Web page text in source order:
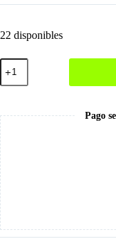
22 disponibles
Lima
Sponge
100/180
Pago